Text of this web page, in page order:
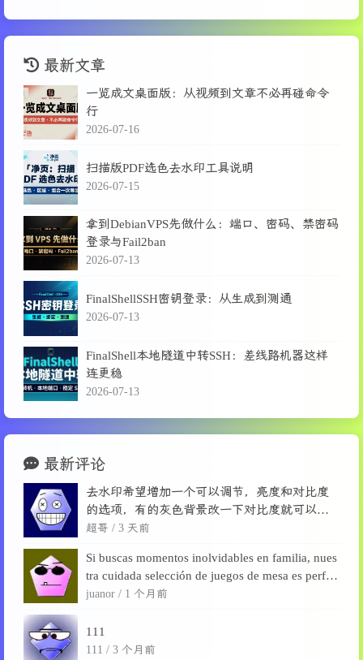
最新文章
一览成文桌面版：从视频到文章不必再碰命令
行
2026-07-16
扫描版PDF选色去水印工具说明
2026-07-15
拿到DebianVPS先做什么：端口、密码、禁密码
登录与Fail2ban
2026-07-13
FinalShellSSH密钥登录：从生成到测通
2026-07-13
FinalShell本地隧道中转SSH：差线路机器这样
连更稳
2026-07-13
最新评论
去水印希望增加一个可以调节，亮度和对比度
的选项，有的灰色背景改一下对比度就可以消
除了。
超哥 /3 天前
Si buscas momentos inolvidables en familia, nues
tra cuidada selección de juegos de mesa es perfec
ta para desconectarse de las pantallas, fortalecer l
juanor / 1 个月前
111
111 /3 个月前